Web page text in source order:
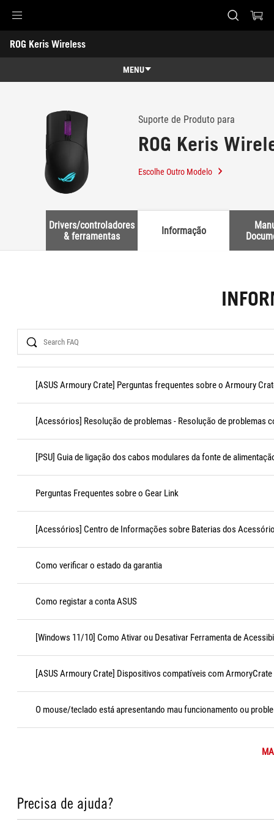
Accessibility links
Skip to content
Accessibility Help
Skip to Menu
Rodapé ASUS
ROG Keris Wireless
-
MENU
Características
Especificações
Onde Comprar
Suporte de Produto para
ROG Keris
Escolhe Outro Modelo
Drivers/controladores
& ferramentas
Informação
Search
[ASUS Armoury Crate] Perguntas frequentes sobre o Armoury
[Acessórios] Resolução de problemas - Resolução de problemas
[PSU] Guia de ligação dos cabos modulares da fonte de
Perguntas Frequentes sobre o Gear Link
[Acessórios] Centro de Informações sobre Baterias dos
Como verificar o estado da garantia
Como registar a conta ASUS
[Windows 11/10] Como Ativar ou Desativar Ferramenta de
[ASUS Armoury Crate] Dispositivos compatíveis com ArmoryCrate
O mouse/teclado está apresentando mau funcionamento ou
Precisa de ajuda?